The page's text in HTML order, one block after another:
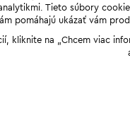
Tieto súbory
pomáhajú ukázať vám
kliknite na „Chcem viac